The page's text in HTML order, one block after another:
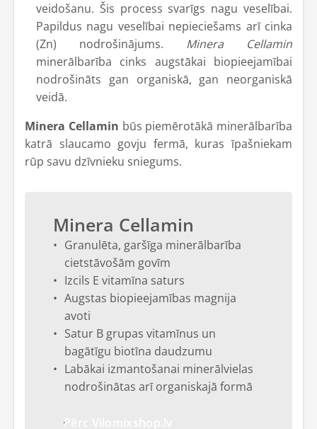
veidošanu. Šis process svarīgs nagu veselībai.
Papildus nagu veselībai nepieciešams arī cinka
(Zn) nodrošinājums. Minera Cellamin
minerālbarība cinks augstākai biopieejamībai
nodrošināts gan organiskā, gan neorganiskā
veidā.
Minera Cellamin būs piemērotākā minerālbarība
katrā slaucamo govju fermā, kuras īpašniekam
rūp savu dzīvnieku sniegums.
Minera Cellamin
Granulēta, garšīga minerālbarība
cietstāvošām govīm
Izcils E vitamīna saturs
Augstas biopieejamības magnija
avoti
Satur B grupas vitamīnus un
bagātīgu biotīna daudzumu
Labākai izmantošanai minerālvielas
nodrošinātas arī organiskajā formā
Pērc Vilomixshop.lv